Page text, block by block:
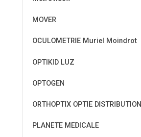
MOVER
OCULOMETRIE Muriel Moindrot
OPTIKID LUZ
OPTOGEN
ORTHOPTIX OPTIE DISTRIBUTION
PLANETE MEDICALE